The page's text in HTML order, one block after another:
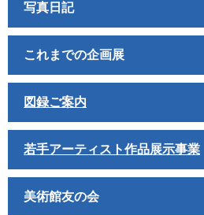
写真日記
これまでの企画展
図録ご案内
若手アーティスト作品展示事業
美術館友の会